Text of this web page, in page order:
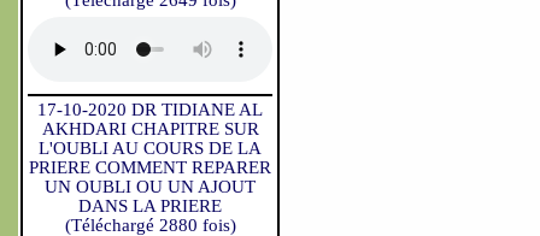
17-10-2020 DR TIDIANE AL
AKHDARI CHAPITRE SUR
L'OUBLI AU COURS DE LA
PRIERE COMMENT REPARER
UN OUBLI OU UN AJOUT
DANS LA PRIERE
(Téléchargé 2880 fois)